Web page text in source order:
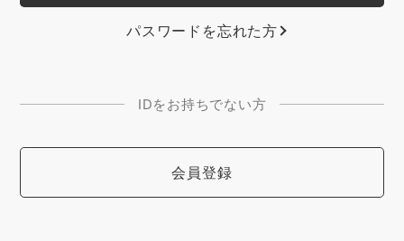
パスワードを忘れた方
IDをお持ちでない方
会員登録